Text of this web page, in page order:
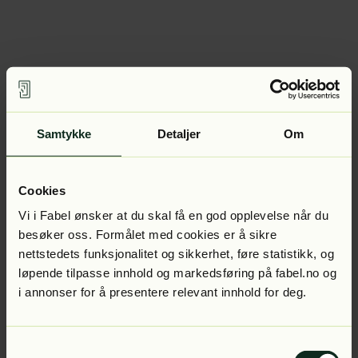
Samtykke Detaljer Om
Cookies
Vi i Fabel ønsker at du skal få en god opplevelse når du
besøker oss. Formålet med cookies er å sikre
nettstedets funksjonalitet og sikkerhet, føre statistikk, og
løpende tilpasse innhold og markedsføring på fabel.no og
i annonser for å presentere relevant innhold for deg.